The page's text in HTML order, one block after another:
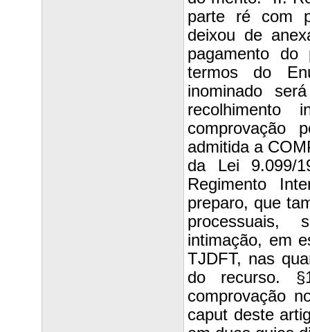
parte ré com
deixou de
pagamento
termos do
inominado
recolhimento
comprovação
admitida a
da Lei 9.099/
Regimento
preparo, que
processuais,
intimação, em
TJDFT, nas
do recurso.
comprovação
caput deste